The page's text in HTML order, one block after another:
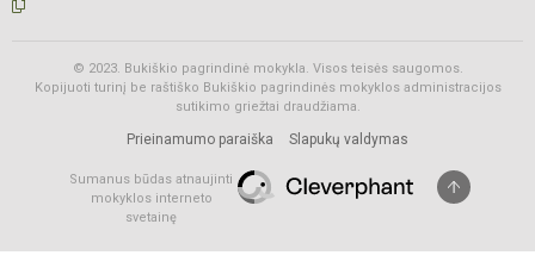
© 2023. Bukiškio pagrindinė mokykla. Visos teisės saugomos.
Kopijuoti turinį be raštiško Bukiškio pagrindinės mokyklos administracijos
sutikimo griežtai draudžiama.
Prieinamumo paraiška Slapukų valdymas
Sumanus būdas atnaujinti
mokyklos interneto
svetainę